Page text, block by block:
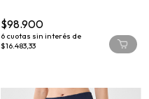
$98.900
6 cuotas sin interés de
$16.483,33